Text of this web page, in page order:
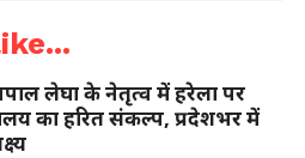
लेघा के नेतृत्व में हरेला पर
का हरित संकल्प, प्रदेशभर में